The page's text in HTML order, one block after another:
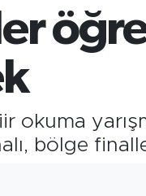
okuma
bölge